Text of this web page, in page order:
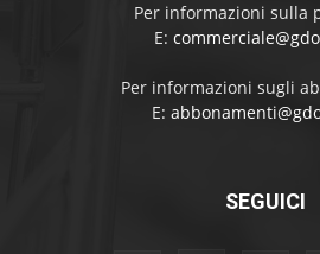
Per informazioni sulla
E:
Per informazioni sugli
E:
SEGUICI